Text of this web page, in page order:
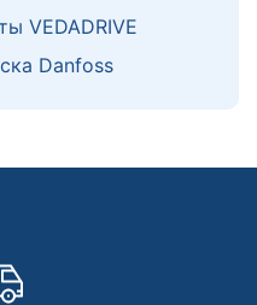
VEDADRIVE
Danfoss